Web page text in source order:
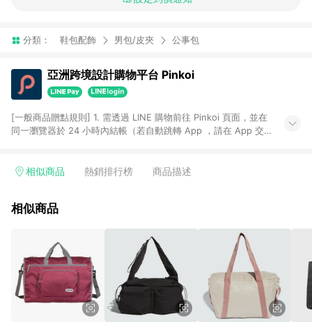
分類： 鞋包配飾 男包/皮夾 公事包
亞洲跨境設計購物平台 Pinkoi
[一般商品贈點規則] 1. 需透過 LINE 購物前往 Pinkoi 頁面，並在
同一瀏覽器於 24 小時內結帳（若自動跳轉 App ，請在 App 交
回饋訂單不得享有 Pinkoi 站方優惠，例如首購優惠，P coins，
行為，不具贈點資格，部分退款不在此限。 6. APP 請更新至
貨後 45 天後發送。 8. 群眾募資商品，禮物卡，開館保證金，補
運費，攤位費等不具贈點資格。 9. LINE 購物站上之商品規格、
顏色、價位、贈品如與 Pinkoi 商品資訊頁及購物車不符，以
Pinkoi 購物商品資訊頁及購物車標示為準。 10. 點數紅包使用規
則請以點數紅包活動說明為準。 11. 若於 LINE 購物前往 Pinkoi
頁面後才首次下載 Pinkoi APP 並完成訂單，不符合導購資格；承
上，首次下載 Pinkoi APP 後，需透過 LINE 購物前往 Pinkoi 頁
相似商品 熱銷排行榜 商品描述
相似商品